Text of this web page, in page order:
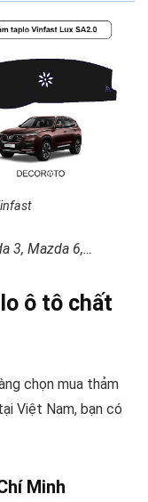
3, Mazda 6,…
ô tô chất
chọn mua thảm
Việt Nam, bạn có
Minh